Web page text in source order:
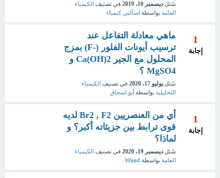
سُئل ديسمبر 10، 2019 في تصنيف الكيمياء
العامة بواسطة اسألني كيمياء
1
إجابة
ماهي معادلة التفاعل عند
ترسيب أيونات الفلور (-F) بمزج
المحلول مع الجير 2(Ca(OH و
MgSO4 ؟
سُئل يوليو 17، 2020 في تصنيف الكيمياء
التحليلية بواسطة أبو اسحاق
1
إجابة
أي من العنصريين Br2 , F2 لديه
قوى ترابط بين جزيئاته أكبر؟ و
لماذا؟
سُئل ديسمبر 19، 2020 في تصنيف الكيمياء
العامة بواسطة Waad